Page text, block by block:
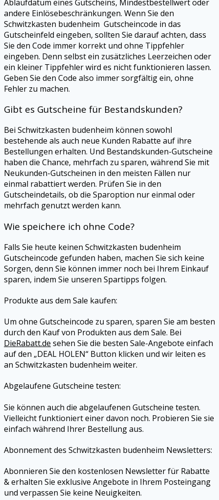
Ablaufdatum eines Gutscheins, Mindestbestellwert oder
andere Einlösebeschränkungen. Wenn Sie den
Schwitzkasten budenheim Gutscheincode in das
Gutscheinfeld eingeben, sollten Sie darauf achten, dass
Sie den Code immer korrekt und ohne Tippfehler
eingeben. Denn selbst ein zusätzliches Leerzeichen oder
ein kleiner Tippfehler wird es nicht funktionieren lassen.
Geben Sie den Code also immer sorgfältig ein, ohne
Fehler zu machen.
Gibt es Gutscheine für Bestandskunden?
Bei Schwitzkasten budenheim können sowohl
bestehende als auch neue Kunden Rabatte auf ihre
Bestellungen erhalten. Und Bestandskunden-Gutscheine
haben die Chance, mehrfach zu sparen, während Sie mit
Neukunden-Gutscheinen in den meisten Fällen nur
einmal rabattiert werden. Prüfen Sie in den
Gutscheindetails, ob die Sparoption nur einmal oder
mehrfach genutzt werden kann.
Wie speichere ich ohne Code?
Falls Sie heute keinen Schwitzkasten budenheim
Gutscheincode gefunden haben, machen Sie sich keine
Sorgen, denn Sie können immer noch bei Ihrem Einkauf
sparen, indem Sie unseren Spartipps folgen.
Produkte aus dem Sale kaufen:
Um ohne Gutscheincode zu sparen, sparen Sie am besten
durch den Kauf von Produkten aus dem Sale. Bei
DieRabatt.de sehen Sie die besten Sale-Angebote einfach
auf den „DEAL HOLEN“ Button klicken und wir leiten es
an Schwitzkasten budenheim weiter.
Abgelaufene Gutscheine testen:
Sie können auch die abgelaufenen Gutscheine testen.
Vielleicht funktioniert einer davon noch. Probieren Sie sie
einfach während Ihrer Bestellung aus.
Abonnement des Schwitzkasten budenheim Newsletters:
Abonnieren Sie den kostenlosen Newsletter für Rabatte
& erhalten Sie exklusive Angebote in Ihrem Posteingang
und verpassen Sie keine Neuigkeiten.